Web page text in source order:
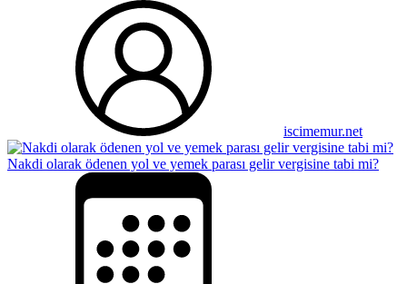
iscimemur.net
Nakdi olarak ödenen yol ve yemek parası gelir vergisine tabi mi?